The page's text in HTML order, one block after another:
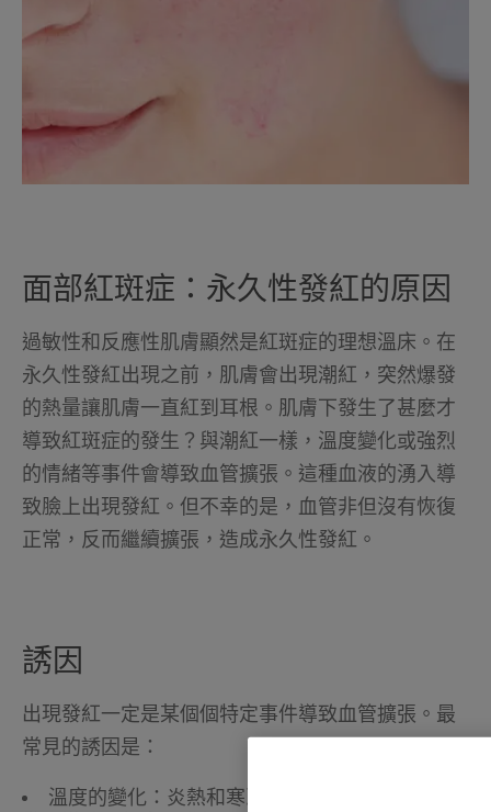
面部紅斑症：永久性發紅的原因
過敏性和反應性肌膚顯然是紅斑症的理想溫床。在
永久性發紅出現之前，肌膚會出現潮紅，突然爆發
的熱量讓肌膚一直紅到耳根。肌膚下發生了甚麼才
導致紅斑症的發生？與潮紅一樣，溫度變化或強烈
的情緒等事件會導致血管擴張。這種血液的湧入導
致臉上出現發紅。但不幸的是，血管非但沒有恢復
正常，反而繼續擴張，造成永久性發紅。
誘因
出現發紅一定是某個個特定事件導致血管擴張。最
常見的誘因是：
溫度的變化：炎熱和寒冷的天氣都會影響血液流